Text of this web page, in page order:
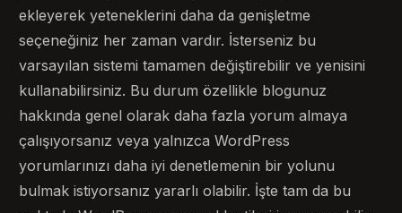
ekleyerek yeteneklerini daha da genişletme
seçeneğiniz her zaman vardır. İsterseniz bu
varsayılan sistemi tamamen değiştirebilir ve yenisini
kullanabilirsiniz. Bu durum özellikle blogunuz
hakkında genel olarak daha fazla yorum almaya
çalışıyorsanız veya yalnızca WordPress
yorumlarınızı daha iyi denetlemenin bir yolunu
bulmak istiyorsanız yararlı olabilir. İşte tam da bu